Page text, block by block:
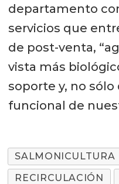
departamento
servicios que
de post-venta,
vista más
soporte y, no sólo
funcional de
SALMONICULTURA
RECIRCULACIÓN